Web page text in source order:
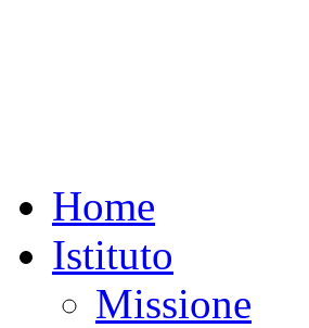
Home
Istituto
Missione